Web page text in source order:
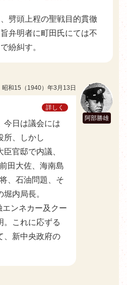
劈頭上程の聖戦目的貫徹
弁明者に町田氏にては不
紛糾す。
阿部勝雄
昭和15（1940）年3月13日
詳しく
今日は議会には
所、しかし
官邸で内議、
田大佐、海南島
、石油問題、そ
内局長。
ンネカー及クー
。これに応ずる
、新中央政府の